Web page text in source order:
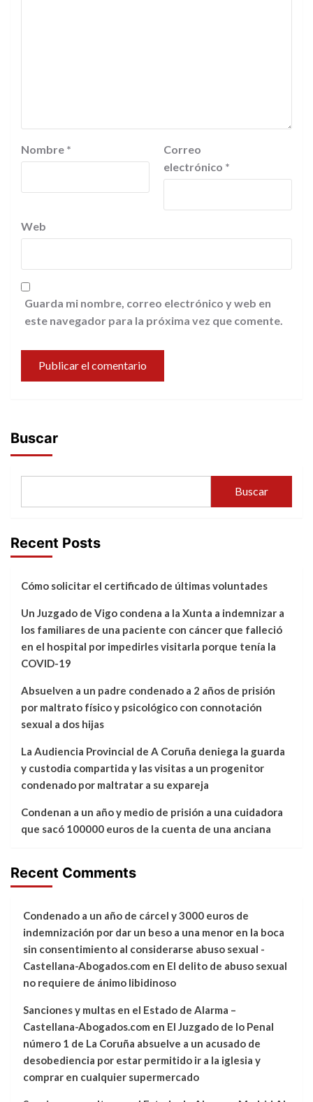
Nombre *
Correo
electrónico *
Web
Guarda mi nombre, correo electrónico y web en
este navegador para la próxima vez que comente.
Buscar
Buscar
Recent Posts
Cómo solicitar el certificado de últimas voluntades
Un Juzgado de Vigo condena a la Xunta a indemnizar a
los familiares de una paciente con cáncer que falleció
en el hospital por impedirles visitarla porque tenía la
COVID-19
Absuelven a un padre condenado a 2 años de prisión
por maltrato físico y psicológico con connotación
sexual a dos hijas
La Audiencia Provincial de A Coruña deniega la guarda
y custodia compartida y las visitas a un progenitor
condenado por maltratar a su expareja
Condenan a un año y medio de prisión a una cuidadora
que sacó 100000 euros de la cuenta de una anciana
Recent Comments
Condenado a un año de cárcel y 3000 euros de
indemnización por dar un beso a una menor en la boca
sin consentimiento al considerarse abuso sexual -
Castellana-Abogados.com en El delito de abuso sexual
no requiere de ánimo libidinoso
Sanciones y multas en el Estado de Alarma –
Castellana-Abogados.com en El Juzgado de lo Penal
número 1 de La Coruña absuelve a un acusado de
desobediencia por estar permitido ir a la iglesia y
comprar en cualquier supermercado